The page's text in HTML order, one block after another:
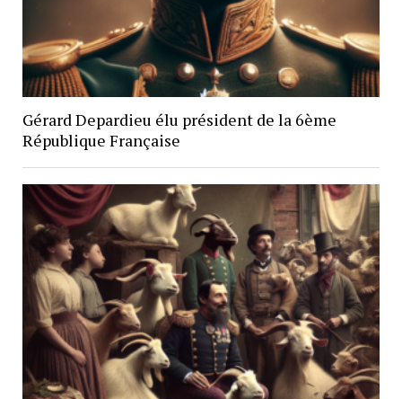
Gérard Depardieu élu président de la 6ème
République Française